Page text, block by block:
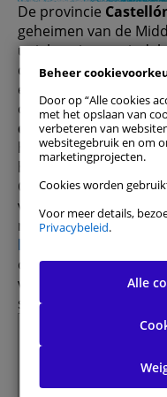
De provincie
geheimen van de
unieke mix van
dorpjes en
even wilt ontsnappen
ontspannen, is een
deze zomerde
hebben we 4
helpen het meeste uit
Omdat het openbaar
voor improvisatie, is
meest comfortabele
huren in Castellón
om van totale
vergeten en je eigen
stellen.
1.1 Dag 1: Wat
Beheer
Door op “Alle cookies
met het opslaan van
verbeteren van
websitegebruik en om
marketingprojecten.
Cookies worden
Voor meer details,
Privacybeleid.
Alle
Cookievoorkeuren
Prestatiecookies